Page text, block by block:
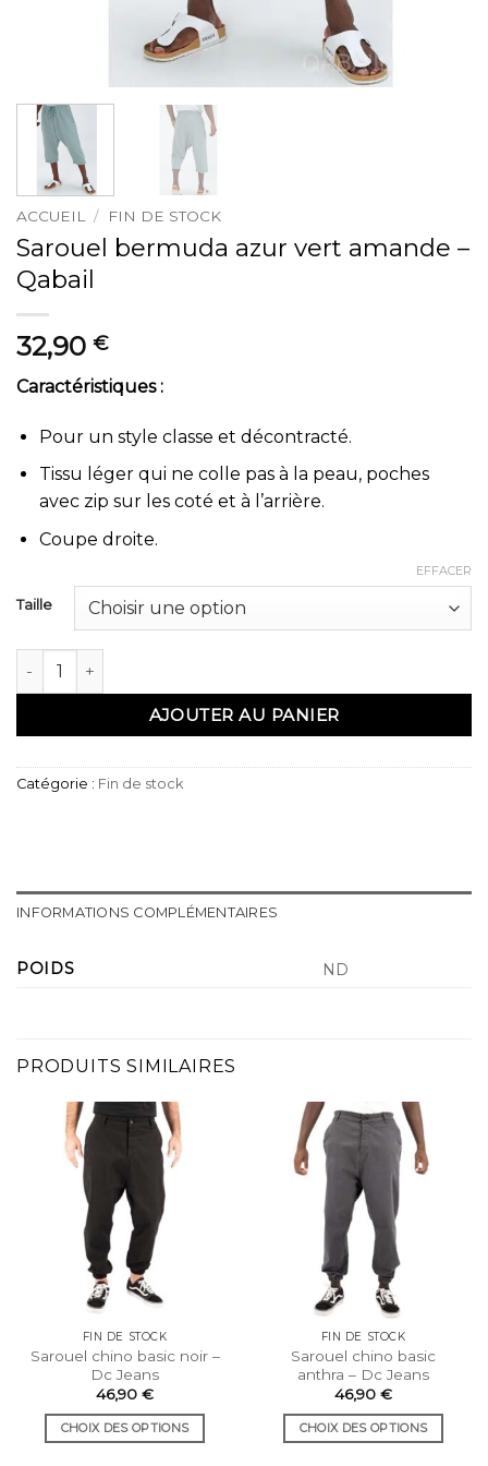
ACCUEIL / FIN DE STOCK
Sarouel bermuda azur vert amande –
Qabail
32,90 €
Caractéristiques :
Pour un style classe et décontracté.
Tissu léger qui ne colle pas à la peau, poches
avec zip sur les coté et à l’arrière.
Coupe droite.
Taille
EFFACER
quantité de Sarouel bermuda azur vert amande - Qabail
AJOUTER AU PANIER
Catégorie : Fin de stock
INFORMATIONS COMPLÉMENTAIRES
POIDS ND
PRODUITS SIMILAIRES
FIN DE STOCK
Sarouel chino basic noir –
Dc Jeans
46,90 €
CHOIX DES OPTIONS
FIN DE STOCK
Sarouel chino basic
anthra – Dc Jeans
46,90 €
CHOIX DES OPTIONS